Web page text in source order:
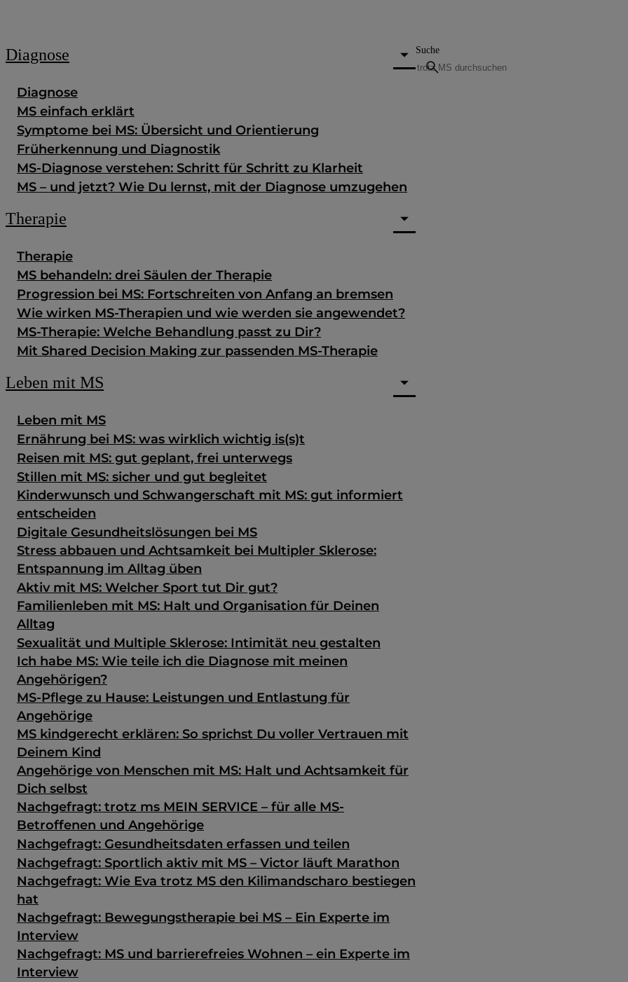
Diagnose
Diagnose
MS einfach erklärt
Symptome bei MS: Übersicht und Orientierung
Früherkennung und Diagnostik
MS-Diagnose verstehen: Schritt für Schritt zu Klarheit
MS – und jetzt? Wie Du lernst, mit der Diagnose umzugehen
Therapie
Therapie
MS behandeln: drei Säulen der Therapie
Progression bei MS: Fortschreiten von Anfang an bremsen
Wie wirken MS-Therapien und wie werden sie angewendet?
MS-Therapie: Welche Behandlung passt zu Dir?
Mit Shared Decision Making zur passenden MS-Therapie
Leben mit MS
Leben mit MS
Ernährung bei MS: was wirklich wichtig is(s)t
Reisen mit MS: gut geplant, frei unterwegs
Stillen mit MS: sicher und gut begleitet
Kinderwunsch und Schwangerschaft mit MS: gut informiert
entscheiden
Digitale Gesundheits­lösungen bei MS
Stress abbauen und Achtsamkeit bei Multipler Sklerose:
Entspannung im Alltag üben
Aktiv mit MS: Welcher Sport tut Dir gut?
Familienleben mit MS: Halt und Organisation für Deinen
Alltag
Sexualität und Multiple Sklerose: Intimität neu gestalten
Ich habe MS: Wie teile ich die Diagnose mit meinen
Angehörigen?
MS-Pflege zu Hause: Leistungen und Entlastung für
Angehörige
MS kindgerecht erklären: So sprichst Du voller Vertrauen mit
Deinem Kind
Angehörige von Menschen mit MS: Halt und Achtsamkeit für
Dich selbst
Nachgefragt: trotz ms MEIN SERVICE – für alle MS-
Betroffenen und Angehörige
Nachgefragt: Gesundheits­daten erfassen und teilen
Nachgefragt: Sportlich aktiv mit MS – Victor läuft Marathon
Nachgefragt: Wie Eva trotz MS den Kilimandscharo bestiegen
hat
Nachgefragt: Bewegungstherapie bei MS – Ein Experte im
Interview
Nachgefragt: MS und barrierefreies Wohnen – ein Experte im
Interview
Suche
search